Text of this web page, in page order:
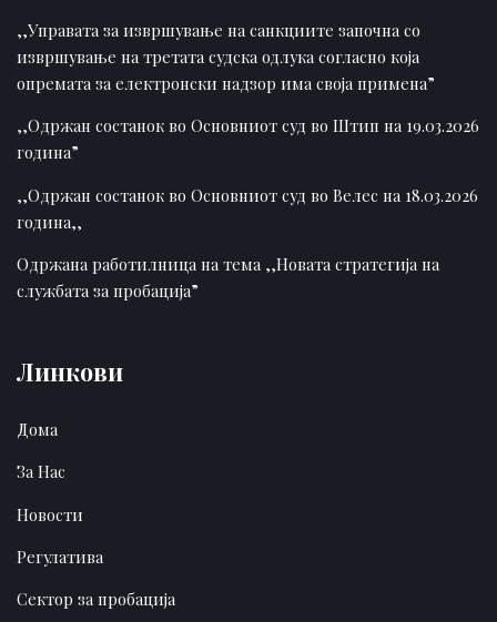
,,Управата за извршување на санкциите започна со
извршување на третата судска одлука согласно која
опремата за електронски надзор има своја примена”
,,Одржан состанок во Основниот суд во Штип на 19.03.2026
година”
,,Одржан состанок во Основниот суд во Велес на 18.03.2026
година,,
Одржана работилница на тема ,,Новата стратегија на
службата за пробација”
Линкови
Дома
За Нас
Новости
Регулатива
Сектор за пробација